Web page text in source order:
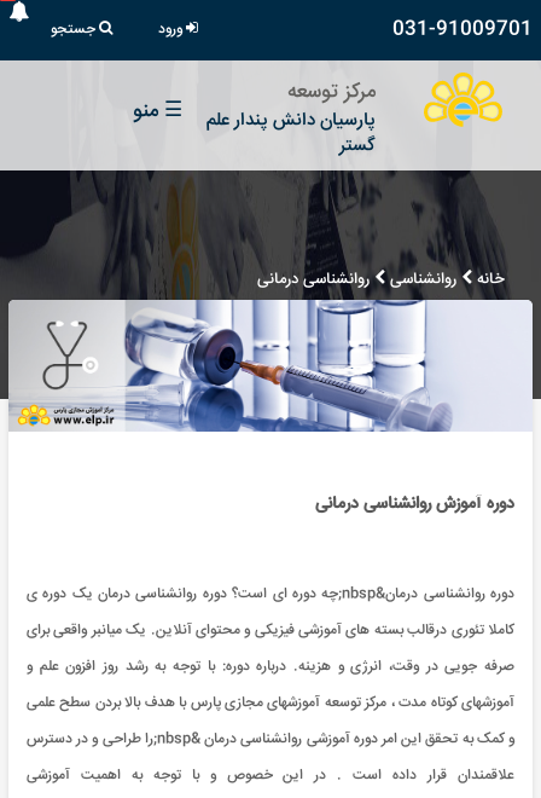
031-91009701 ورود جستجو
مرکز توسعه
پارسیان دانش پندار علم
گستر
☰ منو
خانه روانشناسی روانشناسی درمانی
دوره آموزش روانشناسی درمانی
دوره روانشناسی درمان&nbsp;چه دوره ای است؟ دوره روانشناسی درمان یک دوره ی
کاملا تئوری درقالب بسته های آموزشی فیزیکی و محتوای آنلاین. یک میانبر واقعی برای
صرفه جویی در وقت، انرژی و هزینه. درباره دوره: با توجه به رشد روز افزون علم و
آموزشهای کوتاه مدت ، مرکز توسعه آموزشهای مجازی پارس با هدف بالا بردن سطح علمی
و کمک به تحقق این امر دوره آموزشی روانشناسی درمان &nbsp;را طراحی و در دسترس
علاقمندان قرار داده است . در این خصوص و با توجه به اهمیت آموزشی